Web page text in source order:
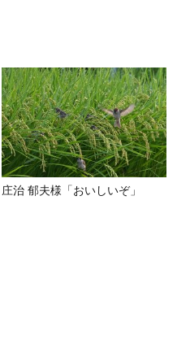
庄治 郁夫様「おいしいぞ」